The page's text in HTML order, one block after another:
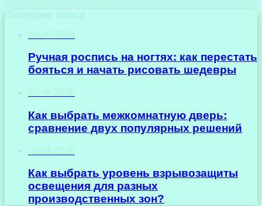
Последние записи
Ручная роспись на ногтях: как перестать
бояться и начать рисовать шедевры
Как выбрать межкомнатную дверь:
сравнение двух популярных решений
Как выбрать уровень взрывозащиты
освещения для разных
производственных зон?